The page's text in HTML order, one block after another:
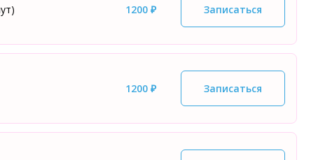
1200 ₽ Записаться
1200 ₽ Записаться